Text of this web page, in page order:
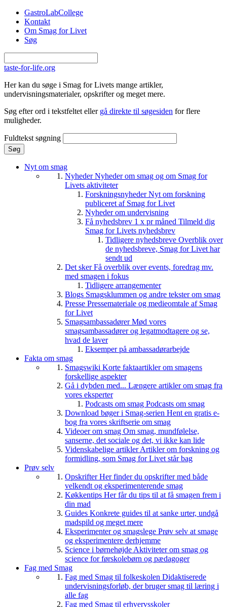
Gå til hovedindhold
GastroLabCollege
Kontakt
Om Smag for Livet
Søg
taste-for-life.org
Her kan du søge i Smag for Livets mange artikler,
undervisningsmaterialer, opskrifter og meget mere.
Søg efter ord i tekstfeltet eller gå direkte til søgesiden for flere
muligheder.
Fuldtekst søgning
Nyt om smag
NyhederNyheder om smag og om Smag for
Livets aktiviteter
ForskningsnyhederNyt om forskning
publiceret af Smag for Livet
Nyheder om undervisning
Få nyhedsbrev 1 x pr måned Tilmeld dig
Smag for Livets nyhedsbrev
Tidligere nyhedsbreve Overblik over
de nyhedsbreve, Smag for Livet har
sendt ud
Det skerFå overblik over events, foredrag mv.
med smagen i fokus
Tidligere arrangementer
Blogs Smagsklummen og andre tekster om smag
Presse Pressemateriale og medieomtale af Smag
for Livet
SmagsambassadørerMød vores
smagsambassadører og legatmodtagere og se,
hvad de laver
Eksemper på ambassadørarbejde
Fakta om smag
Smagswiki Korte faktaartikler om smagens
forskellige aspekter
Gå i dybden med... Længere artikler om smag fra
vores eksperter
Podcasts om smag Podcasts om smag
Download bøger i Smag-serien Hent en gratis e-
bog fra vores skriftserie om smag
Videoer om smag Om smag, mundfølelse,
sanserne, det sociale og det, vi ikke kan lide
Videnskabelige artiklerArtikler om forskning og
formidling, som Smag for Livet står bag
Prøv selv
OpskrifterHer finder du opskrifter med både
velkendt og eksperimenterende smag
Køkkentips Her får du tips til at få smagen frem i
din mad
Guides Konkrete guides til at sanke urter, undgå
madspild og meget mere
Eksperimenter og smagslege Prøv selv at smage
og eksperimentere derhjemme
Science i børnehøjde Aktiviteter om smag og
science for førskolebørn og pædagoger
Fag med Smag
Fag med Smag til folkeskolen Didaktiserede
undervisningsforløb, der bruger smag til læring i
alle fag
Fag med Smag til erhvervsskoler